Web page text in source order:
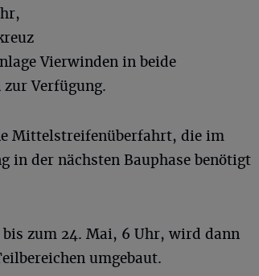
Vierwinden in beide
Verfügung.
Mittelstreifenüberfahrt, die im
in der nächsten Bauphase benötigt
zum 24. Mai, 6 Uhr, wird dann
umgebaut.